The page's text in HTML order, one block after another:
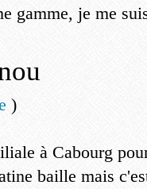
gamme, je me
)
à Cabourg
baille mais